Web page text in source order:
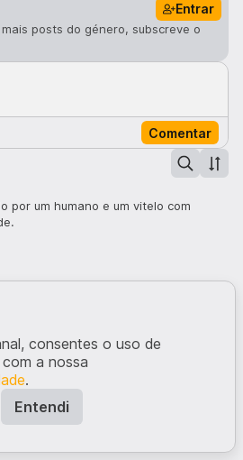
Entrar
posts do género, subscreve o
Comentar
por um humano e um vitelo com
consentes o uso de
a nossa
.
Entendi